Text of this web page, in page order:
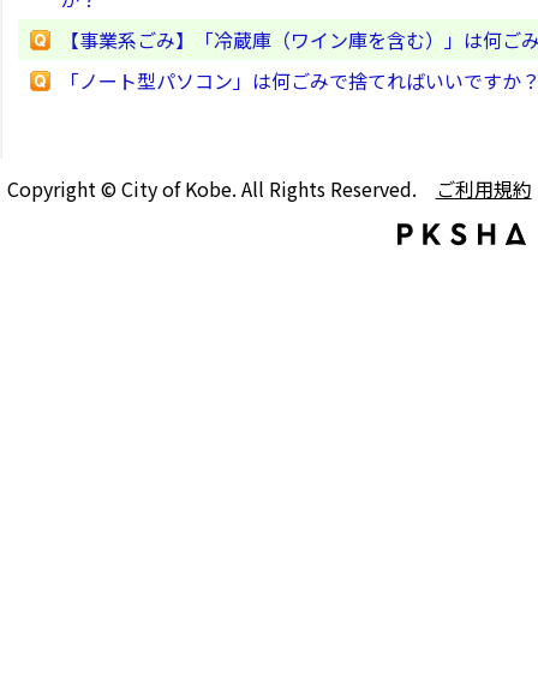
【事業系ごみ】「冷蔵庫（ワイン庫を含む）」は何ご
「ノート型パソコン」は何ごみで捨てればいいですか
Copyright © City of Kobe. All Rights Reserved. ご利用規約